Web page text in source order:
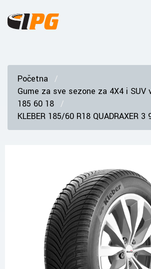
Početna
Gume za sve sezone za 4X4 i SUV
185 60 18
KLEBER 185/60 R18 QUADRAXER 3